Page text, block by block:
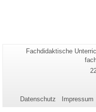
Seiten-
Fachdidaktische
Datenschutz Impressum